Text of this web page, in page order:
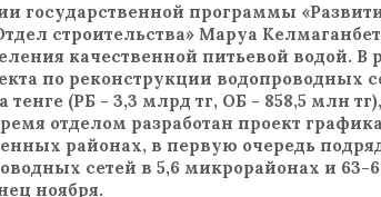
государственной программы
строительства» Маруа
качественной питьевой водой. В
по реконструкции водопроводных
(РБ - 3,3 млрд тг, ОБ - 858,5 млн
отделом разработан проект
районах, в первую очередь
сетей в 5,6 микрорайонах и 63-
ноября.